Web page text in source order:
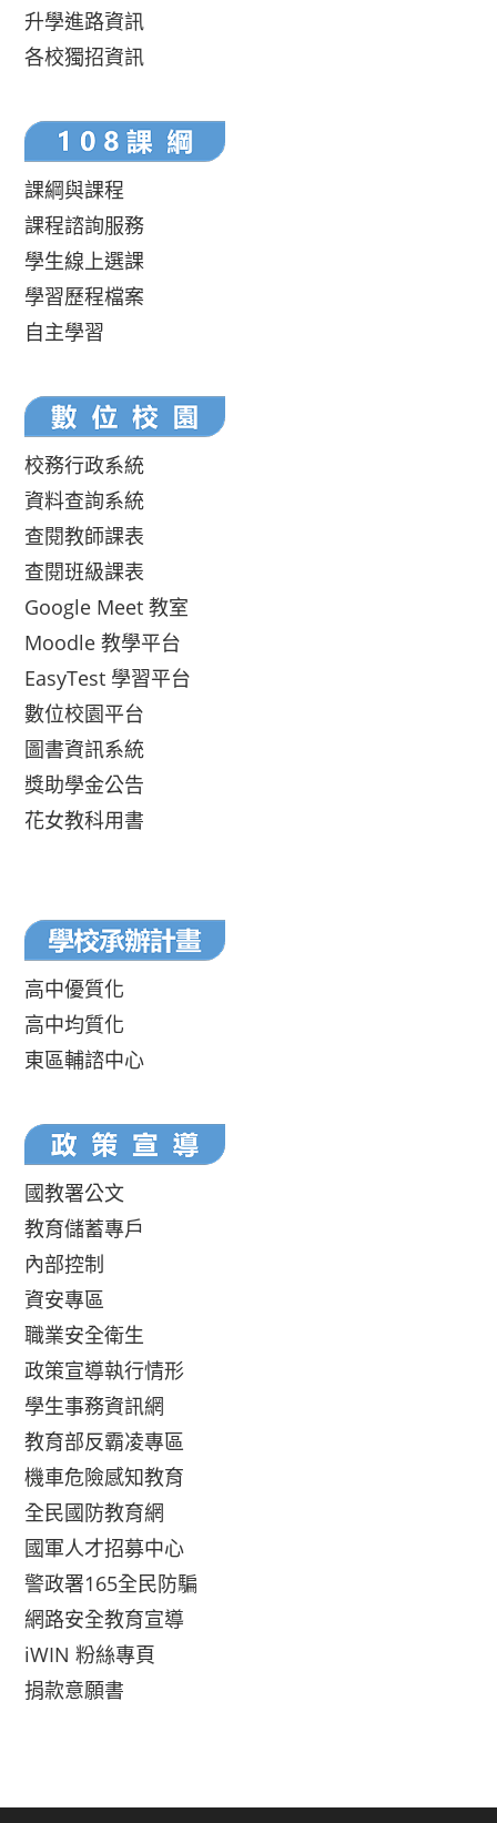
升學進路資訊
各校獨招資訊
課綱與課程
課程諮詢服務
學生線上選課
學習歷程檔案
自主學習
校務行政系統
資料查詢系統
查閱教師課表
查閱班級課表
Google Meet 教室
Moodle 教學平台
EasyTest 學習平台
數位校園平台
圖書資訊系統
獎助學金公告
花女教科用書
高中優質化
高中均質化
東區輔諮中心
國教署公文
教育儲蓄專戶
內部控制
資安專區
職業安全衛生
政策宣導執行情形
學生事務資訊網
教育部反霸凌專區
機車危險感知教育
全民國防教育網
國軍人才招募中心
警政署165全民防騙
網路安全教育宣導
iWIN 粉絲專頁
捐款意願書